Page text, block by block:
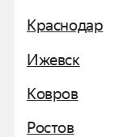
Краснодар
Ижевск
Ковров
Ростов